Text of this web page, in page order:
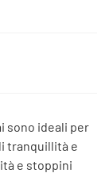
sono ideali per
tranquillità e
e stoppini